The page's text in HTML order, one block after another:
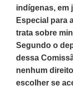
indígenas, em
Especial para
trata sobre
Segundo o
dessa
nenhum
escolher se